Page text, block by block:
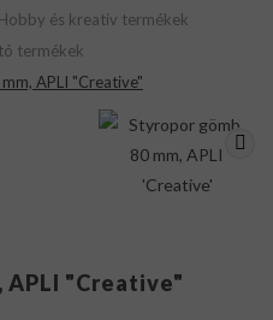
Hobby és kreatív termékek
termékek
APLI "Creative"
APLI "Creative"